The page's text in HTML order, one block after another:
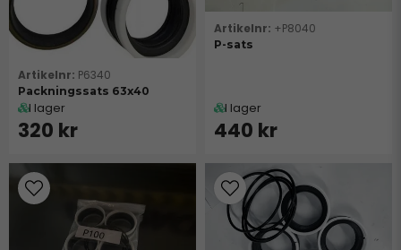
P6340
Packningssats 63x40
I lager
320 kr
+P8040
P-sats
I lager
440 kr